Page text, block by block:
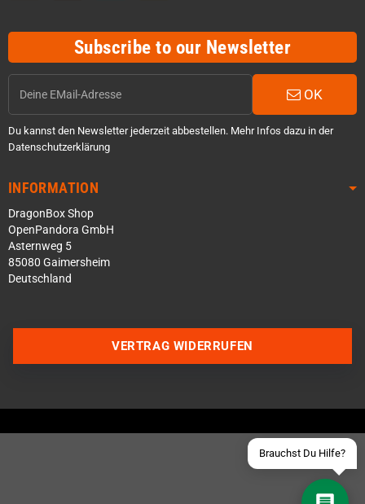
Subscribe to our Newsletter
OK
Du kannst den Newsletter jederzeit abbestellen. Mehr Infos dazu in der
Datenschutzerklärung
INFORMATION
DragonBox Shop
OpenPandora GmbH
Asternweg 5
85080 Gaimersheim
Deutschland
Brauchst Du Hilfe?
Schick uns eine eMail
VERTRAG WIDERRUFEN